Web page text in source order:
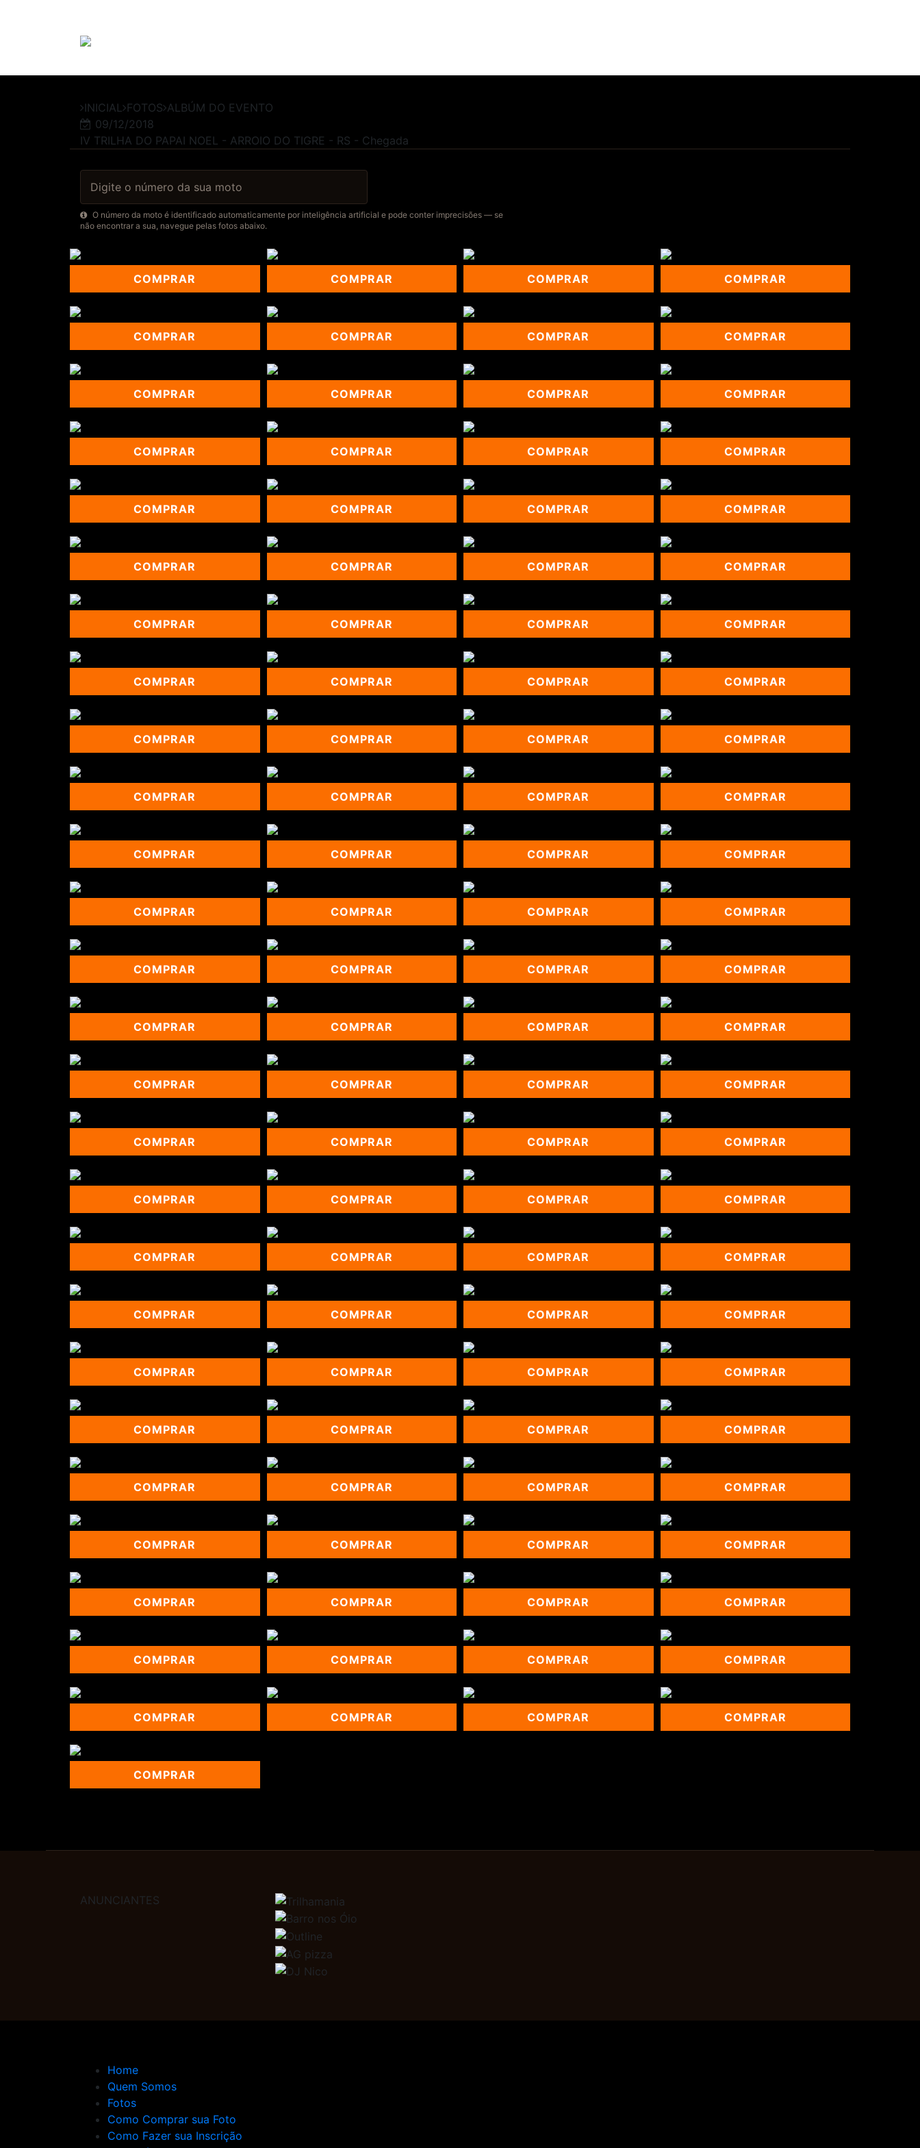
INICIAL FOTOS ALBÚM DO EVENTO
09/12/2018
IV TRILHA DO PAPAI NOEL - ARROIO DO TIGRE - RS - Chegada
O número da moto é identificado automaticamente por inteligência artificial e pode conter imprecisões — se
não encontrar a sua, navegue pelas fotos abaixo.
COMPRAR COMPRAR COMPRAR COMPRAR
COMPRAR COMPRAR COMPRAR COMPRAR
COMPRAR COMPRAR COMPRAR COMPRAR
COMPRAR COMPRAR COMPRAR COMPRAR
COMPRAR COMPRAR COMPRAR COMPRAR
COMPRAR COMPRAR COMPRAR COMPRAR
COMPRAR COMPRAR COMPRAR COMPRAR
COMPRAR COMPRAR COMPRAR COMPRAR
COMPRAR COMPRAR COMPRAR COMPRAR
COMPRAR COMPRAR COMPRAR COMPRAR
COMPRAR COMPRAR COMPRAR COMPRAR
COMPRAR COMPRAR COMPRAR COMPRAR
COMPRAR COMPRAR COMPRAR COMPRAR
COMPRAR COMPRAR COMPRAR COMPRAR
COMPRAR COMPRAR COMPRAR COMPRAR
COMPRAR COMPRAR COMPRAR COMPRAR
COMPRAR COMPRAR COMPRAR COMPRAR
COMPRAR COMPRAR COMPRAR COMPRAR
COMPRAR COMPRAR COMPRAR COMPRAR
COMPRAR COMPRAR COMPRAR COMPRAR
COMPRAR COMPRAR COMPRAR COMPRAR
COMPRAR COMPRAR COMPRAR COMPRAR
COMPRAR COMPRAR COMPRAR COMPRAR
COMPRAR COMPRAR COMPRAR COMPRAR
COMPRAR COMPRAR COMPRAR COMPRAR
COMPRAR COMPRAR COMPRAR COMPRAR
COMPRAR
ANUNCIANTES
Home
Quem Somos
Fotos
Como Comprar sua Foto
Como Fazer sua Inscrição